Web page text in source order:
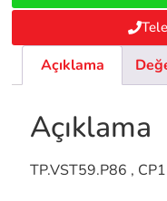
Açıklama
Açıklama
TP.VST59.P86 ,